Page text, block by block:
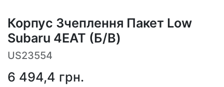
Корпус Зчеплення Пакет Low
Subaru 4EAT (Б/В)
US23554
6 494,4 грн.